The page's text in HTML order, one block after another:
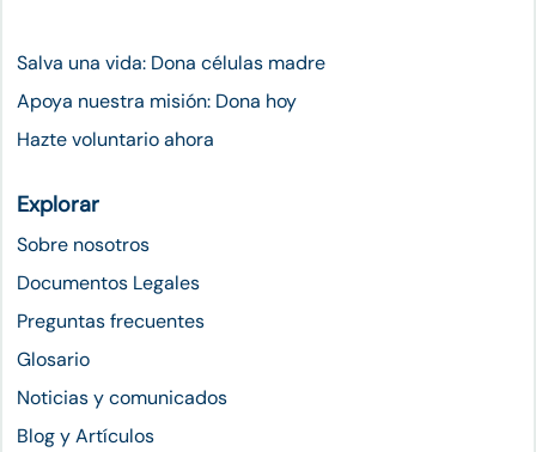
Salva una vida: Dona células madre
Apoya nuestra misión: Dona hoy
Hazte voluntario ahora
Explorar
Sobre nosotros
Documentos Legales
Preguntas frecuentes
Glosario
Noticias y comunicados
Blog y Artículos